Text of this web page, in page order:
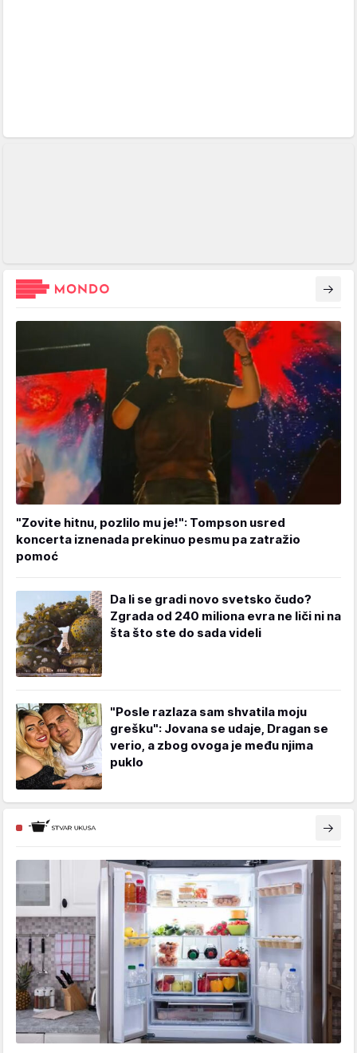
"Zovite hitnu, pozlilo mu je!": Tompson usred
koncerta iznenada prekinuo pesmu pa zatražio
pomoć
Da li se gradi novo svetsko čudo?
Zgrada od 240 miliona evra ne liči ni na
šta što ste do sada videli
"Posle razlaza sam shvatila moju
grešku": Jovana se udaje, Dragan se
verio, a zbog ovoga je među njima
puklo